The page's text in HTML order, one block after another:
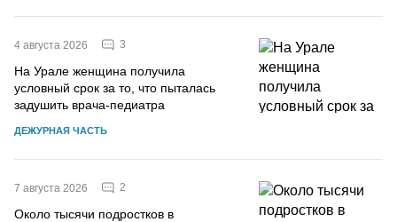
4 августа 2026 3
На Урале женщина получила
условный срок за то, что пыталась
задушить врача-педиатра
ДЕЖУРНАЯ ЧАСТЬ
7 августа 2026 2
Около тысячи подростков в